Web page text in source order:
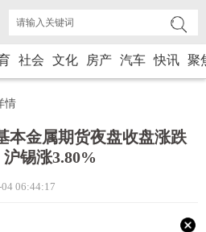
社会 文化 房产 汽车 快讯 聚
情
本金属期货夜盘收盘涨跌
锡涨3.80%
06:44:17